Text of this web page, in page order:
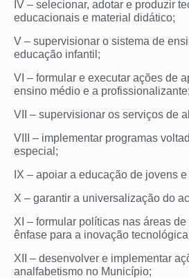
IV – selecionar, adotar e produzir
educacionais e material didático;
V – supervisionar o sistema de
educação infantil;
VI – formular e executar ações de
ensino médio e a profissionalizante;
VII – supervisionar os serviços de
VIII – implementar programas
especial;
IX – apoiar a educação de jovens
X – garantir a universalização do
XI – formular políticas nas áreas
ênfase para a inovação
XII – desenvolver e implementar
analfabetismo no Município;